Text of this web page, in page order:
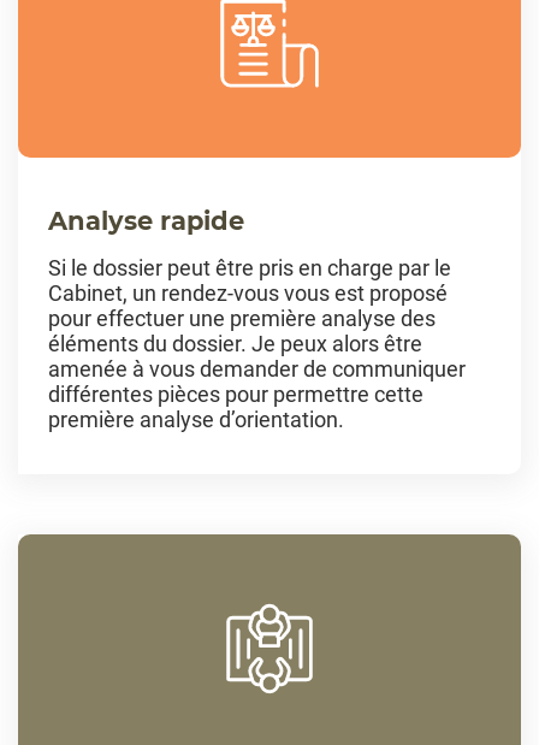
Analyse rapide
Si le dossier peut être pris en charge par le
Cabinet, un rendez-vous vous est proposé
pour effectuer une première analyse des
éléments du dossier. Je peux alors être
amenée à vous demander de communiquer
différentes pièces pour permettre cette
première analyse d’orientation.